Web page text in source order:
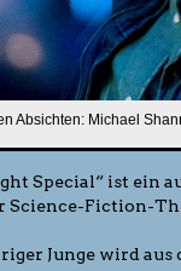
Absichten: Michael
Special“ ist ein
Science-Fiction-
Junge wird